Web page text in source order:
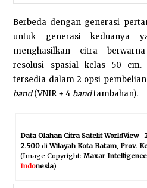
Berbeda dengan generasi
untuk generasi keduanya
menghasilkan citra
resolusi spasial kelas 50 cm.
tersedia dalam 2 opsi
band(VNIR + 4 bandtambahan).
Data Olahan Citra Satelit WorldView–
2.500diWilayah Kota Batam, Prov.
(Image Copyright:Maxar Intelligence
Indonesia)